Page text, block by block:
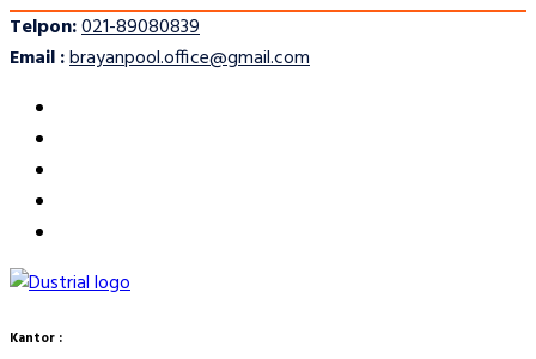
Telpon:021-89080839
Email :brayanpool.office@gmail.com
Kantor :